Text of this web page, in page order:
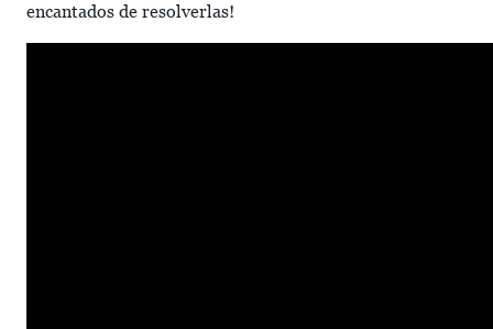
encantados de resolverlas!